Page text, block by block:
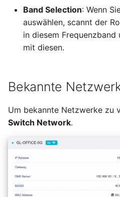
Band Selection: Wenn
auswählen, scannt der
in diesem
mit diesen.
Bekannte
Um bekannte Netzwerke zu
Switch Network.